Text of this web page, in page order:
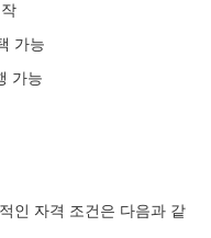
가능
가능
인 자격 조건은 다음과 같